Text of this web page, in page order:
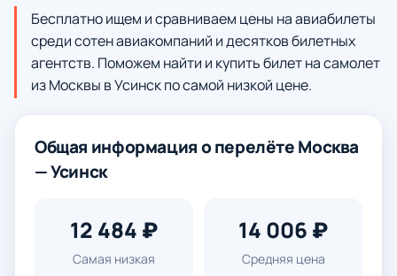
Бесплатно ищем и сравниваем цены на авиабилеты
среди сотен авиакомпаний и десятков билетных
агентств. Поможем найти и купить билет на самолет
из Москвы в Усинск по самой низкой цене.
Общая информация о перелёте Москва
— Усинск
12 484 ₽
Самая низкая
14 006 ₽
Средняя цена